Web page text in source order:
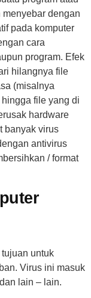
dengan
pada komputer
cara
program. Efek
hilangnya file
(misalnya
file yang di
hardware
banyak virus
antivirus
/ format
untuk
Virus ini masuk
lain – lain.